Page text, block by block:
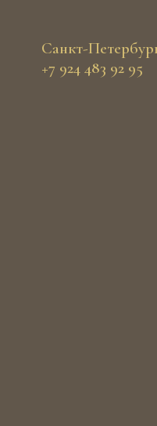
Санкт-
+7 924 483 92 95